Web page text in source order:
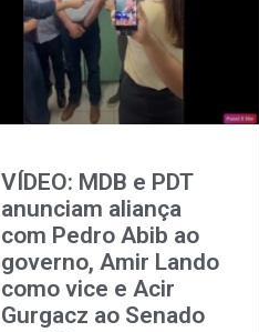
VÍDEO: MDB e PDT
anunciam aliança
com Pedro Abib ao
governo, Amir Lando
como vice e Acir
Gurgacz ao Senado